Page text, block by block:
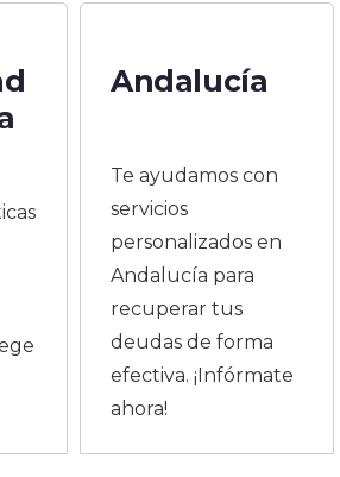
Andalucía
Te ayudamos con
servicios
personalizados en
Andalucía para
recuperar tus
deudas de forma
efectiva. ¡Infórmate
ahora!